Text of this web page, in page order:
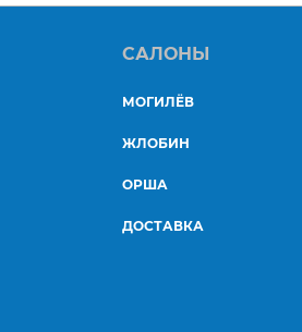
САЛОНЫ
МОГИЛЁВ
ЖЛОБИН
ОРША
ДОСТАВКА